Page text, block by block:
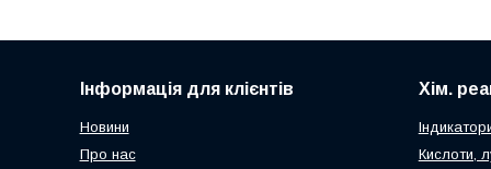
Інформація для клієнтів
Новини
Про нас
Хім.
Кислоти,